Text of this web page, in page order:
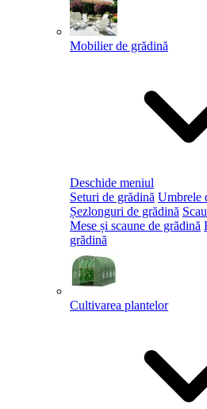
Mobilier de grădină
Deschide meniul
Seturi de grădină Umbrele
Șezlonguri de grădină
Mese și scaune de grădină
grădină
Cultivarea plantelor